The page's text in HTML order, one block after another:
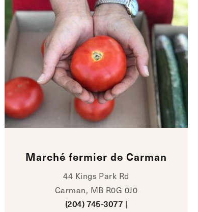
Marché fermier de Carman
44 Kings Park Rd
Carman, MB R0G 0J0
(204) 745-3077 |